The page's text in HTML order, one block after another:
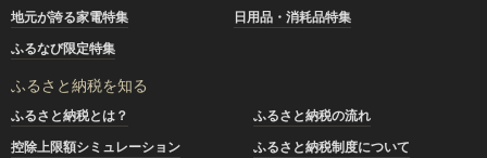
地元が誇る家電特集
日用品・消耗品特集
ふるなび限定特集
ふるさと納税を知る
ふるさと納税とは？
ふるさと納税の流れ
控除上限額シミュレーション
ふるさと納税制度について